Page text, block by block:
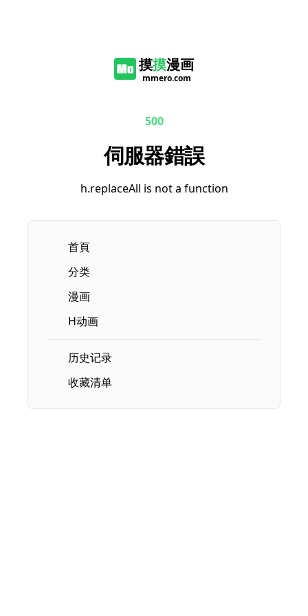
摸摸漫画
mmero.com
500
伺服器錯誤
h.replaceAll is not a function
首頁
分类
漫画
H动画
历史记录
收藏清单